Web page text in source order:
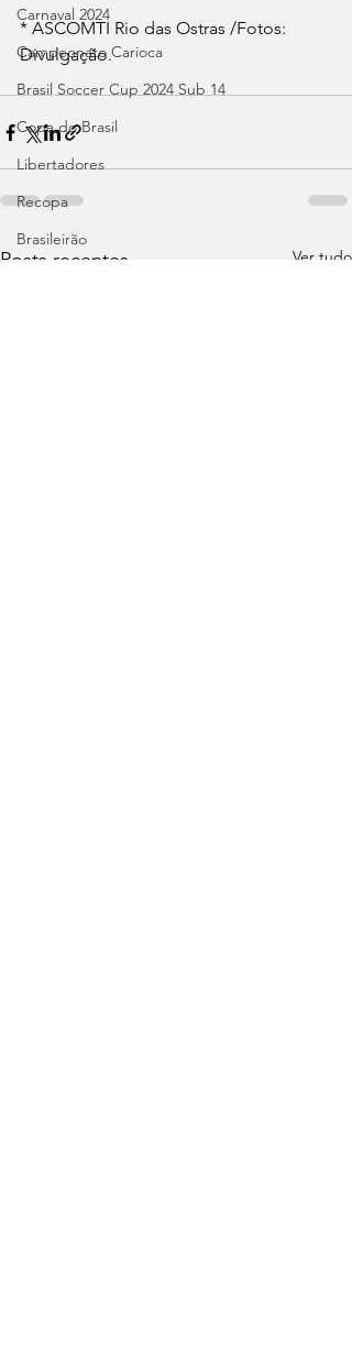
Carnaval 2024
Campeonato Carioca
Brasil Soccer Cup 2024 Sub 14
Copa do Brasil
Libertadores
Recopa
Brasileirão
* ASCOMTI Rio das Ostras /Fotos:
Divulgação.
Posts recentes Ver tudo